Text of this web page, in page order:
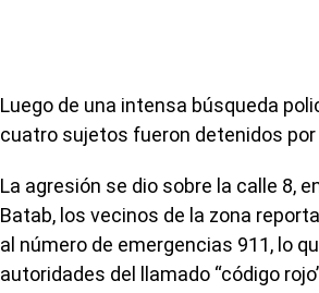
Luego de una intensa búsqueda
cuatro sujetos fueron detenidos
La agresión se dio sobre la calle 8,
Batab, los vecinos de la zona
al número de emergencias 911, lo
autoridades del llamado “código